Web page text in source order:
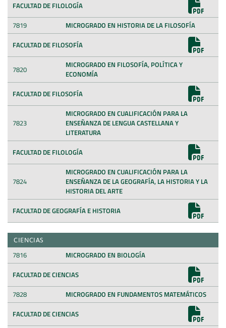
FACULTAD DE FILOLOGÍA
7819
MICROGRADO EN HISTORIA DE LA FILOSOFÍA
FACULTAD DE FILOSOFÍA
7820
MICROGRADO EN FILOSOFÍA, POLÍTICA Y
ECONOMÍA
FACULTAD DE FILOSOFÍA
7823
MICROGRADO EN CUALIFICACIÓN PARA LA
ENSEÑANZA DE LENGUA CASTELLANA Y
LITERATURA
FACULTAD DE FILOLOGÍA
7824
MICROGRADO EN CUALIFICACIÓN PARA LA
ENSEÑANZA DE LA GEOGRAFÍA, LA HISTORIA Y LA
HISTORIA DEL ARTE
FACULTAD DE GEOGRAFÍA E HISTORIA
CIENCIAS
7816
MICROGRADO EN BIOLOGÍA
FACULTAD DE CIENCIAS
7828
MICROGRADO EN FUNDAMENTOS MATEMÁTICOS
FACULTAD DE CIENCIAS